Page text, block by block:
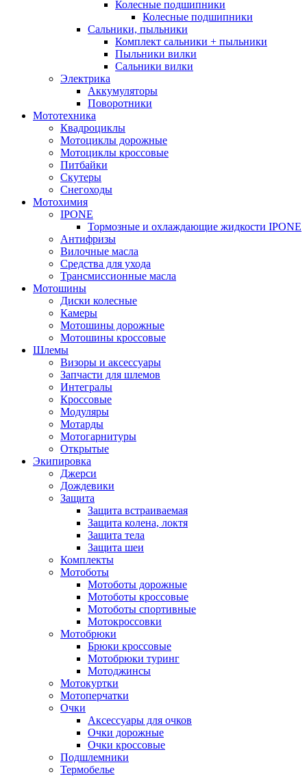
Колесные подшипники
Колесные подшипники
Сальники, пыльники
Комплект сальники + пыльники
Пыльники вилки
Сальники вилки
Электрика
Аккумуляторы
Поворотники
Мототехника
Квадроциклы
Мотоциклы дорожные
Мотоциклы кроссовые
Питбайки
Скутеры
Снегоходы
Мотохимия
IPONE
Тормозные и охлаждающие жидкости IPONE
Антифризы
Вилочные масла
Средства для ухода
Трансмиссионные масла
Мотошины
Диски колесные
Камеры
Мотошины дорожные
Мотошины кроссовые
Шлемы
Визоры и аксессуары
Запчасти для шлемов
Интегралы
Кроссовые
Модуляры
Мотарды
Мотогарнитуры
Открытые
Экипировка
Джерси
Дождевики
Защита
Защита встраиваемая
Защита колена, локтя
Защита тела
Защита шеи
Комплекты
Мотоботы
Мотоботы дорожные
Мотоботы кроссовые
Мотоботы спортивные
Мотокроссовки
Мотобрюки
Брюки кроссовые
Мотобрюки туринг
Мотоджинсы
Мотокуртки
Мотоперчатки
Очки
Аксессуары для очков
Очки дорожные
Очки кроссовые
Подшлемники
Термобелье